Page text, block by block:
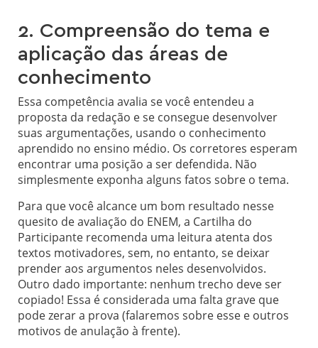
2. Compreensão do tema e
aplicação das áreas de
conhecimento
Essa competência avalia se você entendeu a
proposta da redação e se consegue desenvolver
suas argumentações, usando o conhecimento
aprendido no ensino médio. Os corretores esperam
encontrar uma posição a ser defendida. Não
simplesmente exponha alguns fatos sobre o tema.
Para que você alcance um bom resultado nesse
quesito de avaliação do ENEM, a Cartilha do
Participante recomenda uma leitura atenta dos
textos motivadores, sem, no entanto, se deixar
prender aos argumentos neles desenvolvidos.
Outro dado importante: nenhum trecho deve ser
copiado! Essa é considerada uma falta grave que
pode zerar a prova (falaremos sobre esse e outros
motivos de anulação à frente).